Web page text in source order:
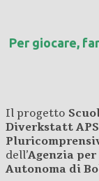
Per giocare,
Il progetto
Diverkstatt APS
dell’Agenzia
Autonoma di